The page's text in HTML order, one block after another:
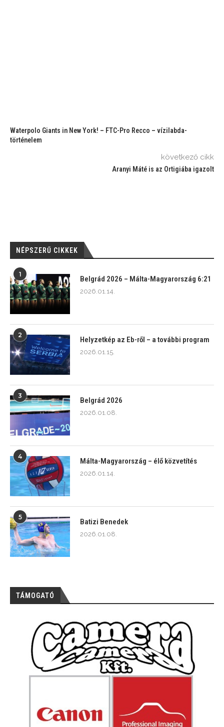
Waterpolo Giants in New York! – FTC-Pro Recco – vízilabda-
történelem
következő cikk
Aranyi Máté is az Ortigiába igazolt
NÉPSZERŰ CIKKEK
1
Belgrád 2026 – Málta-Magyarország 6:21
2026.01.14.
2
Helyzetkép az Eb-ről – a további program
2026.01.15.
3
Belgrád 2026
2026.01.08.
4
Málta-Magyarország – élő közvetítés
2026.01.14.
5
Batizi Benedek
2026.01.08.
TÁMOGATÓ